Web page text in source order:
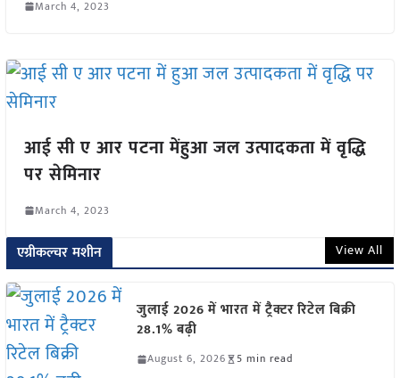
March 4, 2023
आई सी ए आर पटना मेंहुआ जल उत्पादकता में वृद्धि
पर सेमिनार
March 4, 2023
एग्रीकल्चर मशीन View All
जुलाई 2026 में भारत में ट्रैक्टर रिटेल बिक्री
28.1% बढ़ी
August 6, 2026 5 min read